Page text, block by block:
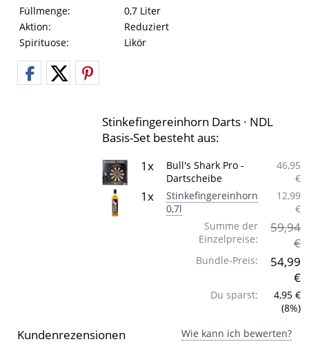
Füllmenge:
0,7 Liter
Aktion:
Reduziert
Spirituose:
Likör
Stinkefingereinhorn Darts · NDL
Basis-Set besteht aus:
1x
Bull's Shark Pro -
Dartscheibe
46,95
€
1x
Stinkefingereinhorn
0,7l
12,99
€
Summe der
Einzelpreise:
59,94
€
Bundle-Preis:
54,99
€
Du sparst:
4,95 €
(8%)
Kundenrezensionen Wie kann ich bewerten?